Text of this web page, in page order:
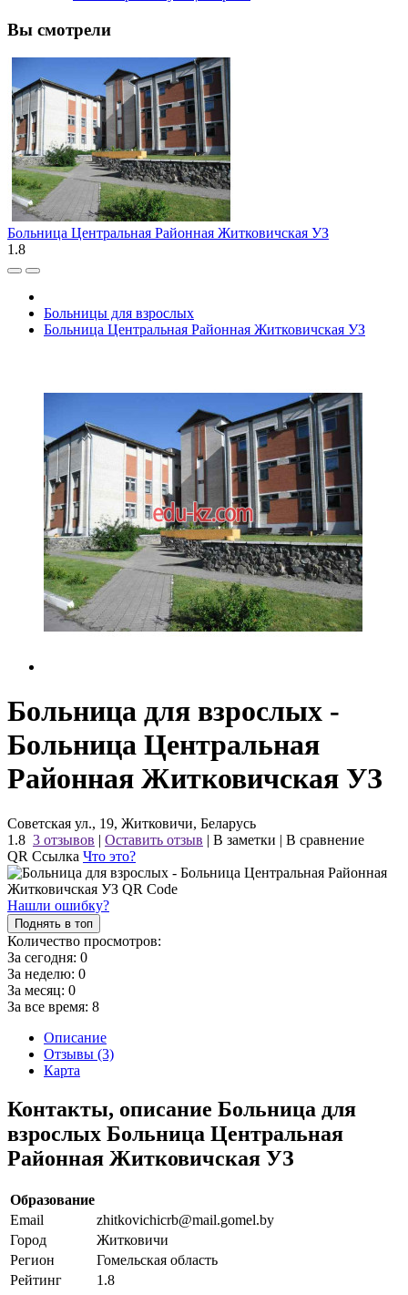
Вы смотрели
Больница Центральная Районная Житковичская УЗ
1.8
Больницы для взрослых
Больница Центральная Районная Житковичская УЗ
Больница для взрослых -
Больница Центральная
Районная Житковичская УЗ
Советская ул., 19, Житковичи, Беларусь
1.8 3 отзывов | Оставить отзыв | В заметки | В сравнение
QR Ссылка Что это?
Нашли ошибку?
Поднять в топ
Количество просмотров:
За сегодня: 0
За неделю: 0
За месяц: 0
За все время: 8
Описание
Отзывы (3)
Карта
Контакты, описание Больница для
взрослых Больница Центральная
Районная Житковичская УЗ
Образование
Email
zhitkovichicrb@mail.gomel.by
Город
Житковичи
Регион
Гомельская область
Рейтинг
1.8